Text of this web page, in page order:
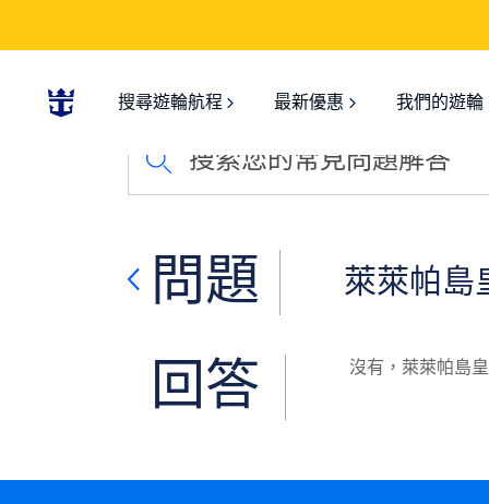
搜尋遊輪航程 最新優惠 我們的遊輪
搜索您的常見問題解答
問題 萊萊帕島
回答 沒有，萊萊帕島